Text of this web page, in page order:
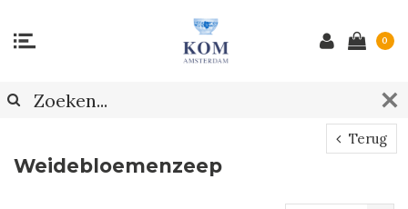
0
Terug
Weidebloemenzeep